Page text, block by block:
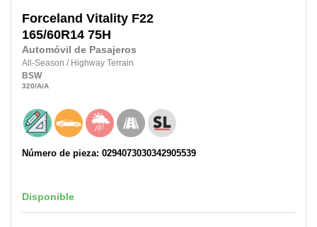
Forceland Vitality F22
165/60R14 75H
Automóvil de Pasajeros
All-Season / Highway Terrain
BSW
320/A/A
Número de pieza: 0294073030342905539
Disponible